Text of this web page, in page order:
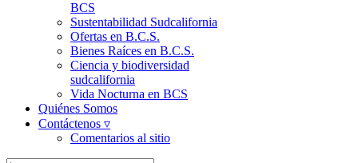
BCS
Sustentabilidad Sudcalifornia
Ofertas en B.C.S.
Bienes Raíces en B.C.S.
Ciencia y biodiversidad
sudcalifornia
Vida Nocturna en BCS
Quiénes Somos
Contáctenos ▿
Comentarios al sitio